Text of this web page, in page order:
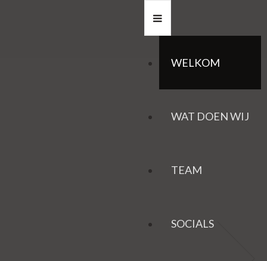
WELKOM
WAT DOEN WIJ
TEAM
SOCIALS